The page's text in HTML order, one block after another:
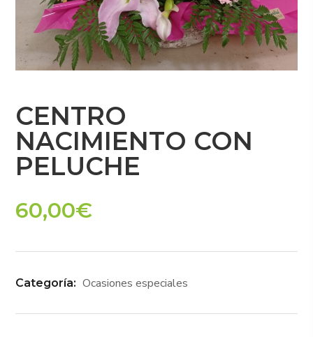
CENTRO
NACIMIENTO CON
PELUCHE
60,00€
Categoría: Ocasiones especiales